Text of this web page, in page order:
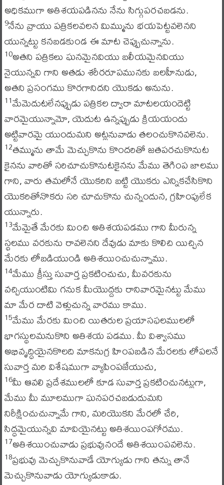
అధికముగా అతిశయపడినను నేను సిగ్గుపరచబడను.
9నేను వ్రాయు పత్రికలవలన మిమ్మును భయపెట్టవలెనని
యున్నట్టు కనబడకుండ ఈ మాట చెప్పుచున్నాను.
10అతని పత్రికలు ఘనమైనవియు బలీయమైనవియు
నైయున్నవి గాని అతడు శరీరరూపమునకు బలహీనుడు,
అతని ప్రసంగము కొరగానిదని యొకడు అనును.
11మేమెదుటలేనప్పుడు పత్రికల ద్వారా మాటలయందెట్టి
వారమైయున్నామో, యెదుట ఉన్నప్పుడు క్రియయందు
అట్టివారమై యుందుమని అట్లనువాడు తలంచుకొనవలెను.
12తమ్మును తామే మెచ్చుకొను కొందరితో జతపరచుకొనుట
కైనను వారితో సరిచూచుకొనుటకైనను మేము తెగింప జాలము
గాని, వారు తమలోనే యొకరిని బట్టి యొకరు ఎన్నికచేసికొని
యొకరితోనొకరు సరి చూచుకొను చున్నందున, గ్రహింపులేక
యున్నారు.
13మేమైతే మేరకు మించి అతిశయపడము గాని మీరున్న
స్థలము వరకును రావలెనని దేవుడు మాకు కొలిచి యిచ్చిన
మేరకు లోబడియుండి అతిశయించుచున్నాము.
14మేము క్రీస్తు సువార్త ప్రకటించుచు, మీవరకును
వచ్చియుంటిమి గనుక మీయొద్దకు రానివారమైనట్టు మేము
మా మేర దాటి వెళ్లుచున్న వారము కాము.
15మేము మేరకు మించి యితరుల ప్రయాసఫలములలో
భాగస్థులమనుకొని అతిశయ పడము. మీ విశ్వాసము
అభివృద్ధియైనకొలది మాకనుగ్ర హింపబడిన మేరలకు లోపలనే
సువార్త మరి విశేషముగా వ్యాపింపజేయుచు,
16మీ ఆవలి ప్రదేశములలో కూడ సువార్త ప్రకటించునట్లుగా,
మేము మీ మూలముగా ఘనపరచబడుదుమని
నిరీక్షించుచున్నామే గాని, మరియొకని మేరలో చేరి,
సిద్ధమైయున్నవి మావియైనట్టు అతిశయింపగోరము.
17అతిశయించువాడు ప్రభువునందే అతిశయింపవలెను.
18ప్రభువు మెచ్చుకొనువాడే యోగ్యుడు గాని తన్ను తానే
మెచ్చుకొనువాడు యోగ్యుడుకాడు.